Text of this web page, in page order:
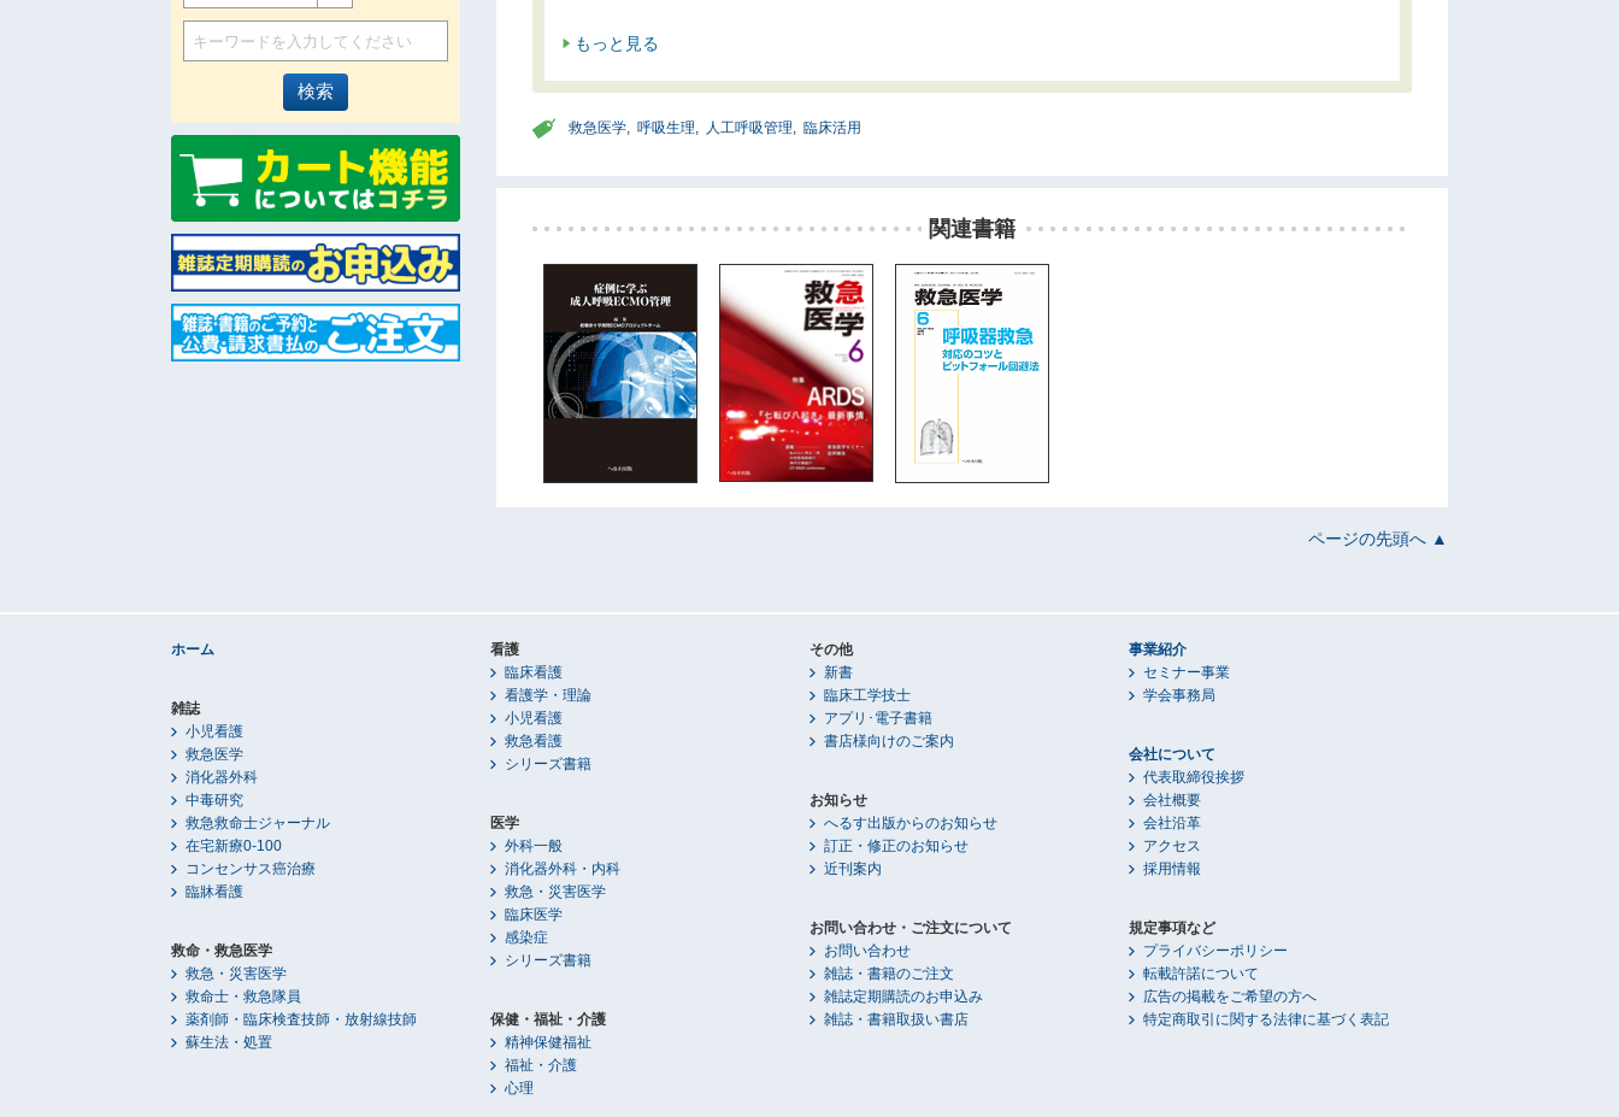
もっと見る
救急医学, 呼吸生理, 人工呼吸管理, 臨床活用
関連書籍
ページの先頭へ ▲
ホーム
雑誌
小児看護
救急医学
消化器外科
中毒研究
救急救命士ジャーナル
在宅新療0-100
コンセンサス癌治療
臨牀看護
救命・救急医学
救急・災害医学
救命士・救急隊員
薬剤師・臨床検査技師・放射線技師
蘇生法・処置
看護
臨床看護
看護学・理論
小児看護
救急看護
シリーズ書籍
医学
外科一般
消化器外科・内科
救急・災害医学
臨床医学
感染症
シリーズ書籍
保健・福祉・介護
精神保健福祉
福祉・介護
心理
その他
新書
臨床工学技士
アプリ･電子書籍
書店様向けのご案内
お知らせ
へるす出版からのお知らせ
訂正・修正のお知らせ
近刊案内
お問い合わせ・ご注文について
お問い合わせ
雑誌・書籍のご注文
雑誌定期購読のお申込み
雑誌・書籍取扱い書店
事業紹介
セミナー事業
学会事務局
会社について
代表取締役挨拶
会社概要
会社沿革
アクセス
採用情報
規定事項など
プライバシーポリシー
転載許諾について
広告の掲載をご希望の方へ
特定商取引に関する法律に基づく表記